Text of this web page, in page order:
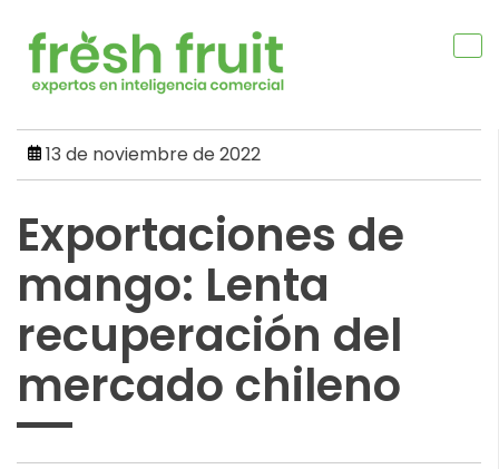
content
13 de noviembre de 2022
Exportaciones de
mango: Lenta
recuperación del
mercado chileno